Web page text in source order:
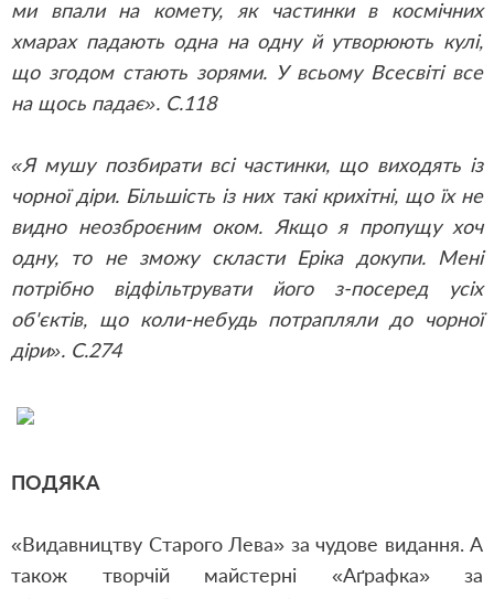
ми впали на комету, як частинки в космічних
хмарах падають одна на одну й утворюють кулі,
що згодом стають зорями. У всьому Всесвіті все
на щось падає». С.118
«Я мушу позбирати всі частинки, що виходять із
чорної діри. Більшість із них такі крихітні, що їх не
видно неозброєним оком. Якщо я пропущу хоч
одну, то не зможу скласти Еріка докупи. Мені
потрібно відфільтрувати його з-посеред усіх
об'єктів, що коли-небудь потрапляли до чорної
діри». С.274
ПОДЯКА
«Видавництву Старого Лева» за чудове видання. А
також творчій майстерні «Аґрафка» за